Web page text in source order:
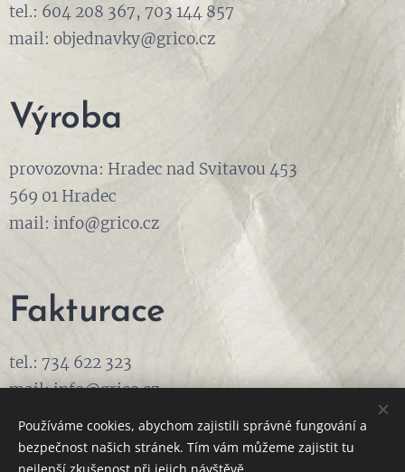
tel.: 604 208 367, 703 144 857
mail: objednavky@grico.cz
Výroba
provozovna: Hradec nad Svitavou 453
569 01 Hradec
mail: info@grico.cz
Fakturace
tel.: 734 622 323
mail: info@grico.cz
Používáme cookies, abychom zajistili správné fungování a
bezpečnost našich stránek. Tím vám můžeme zajistit tu